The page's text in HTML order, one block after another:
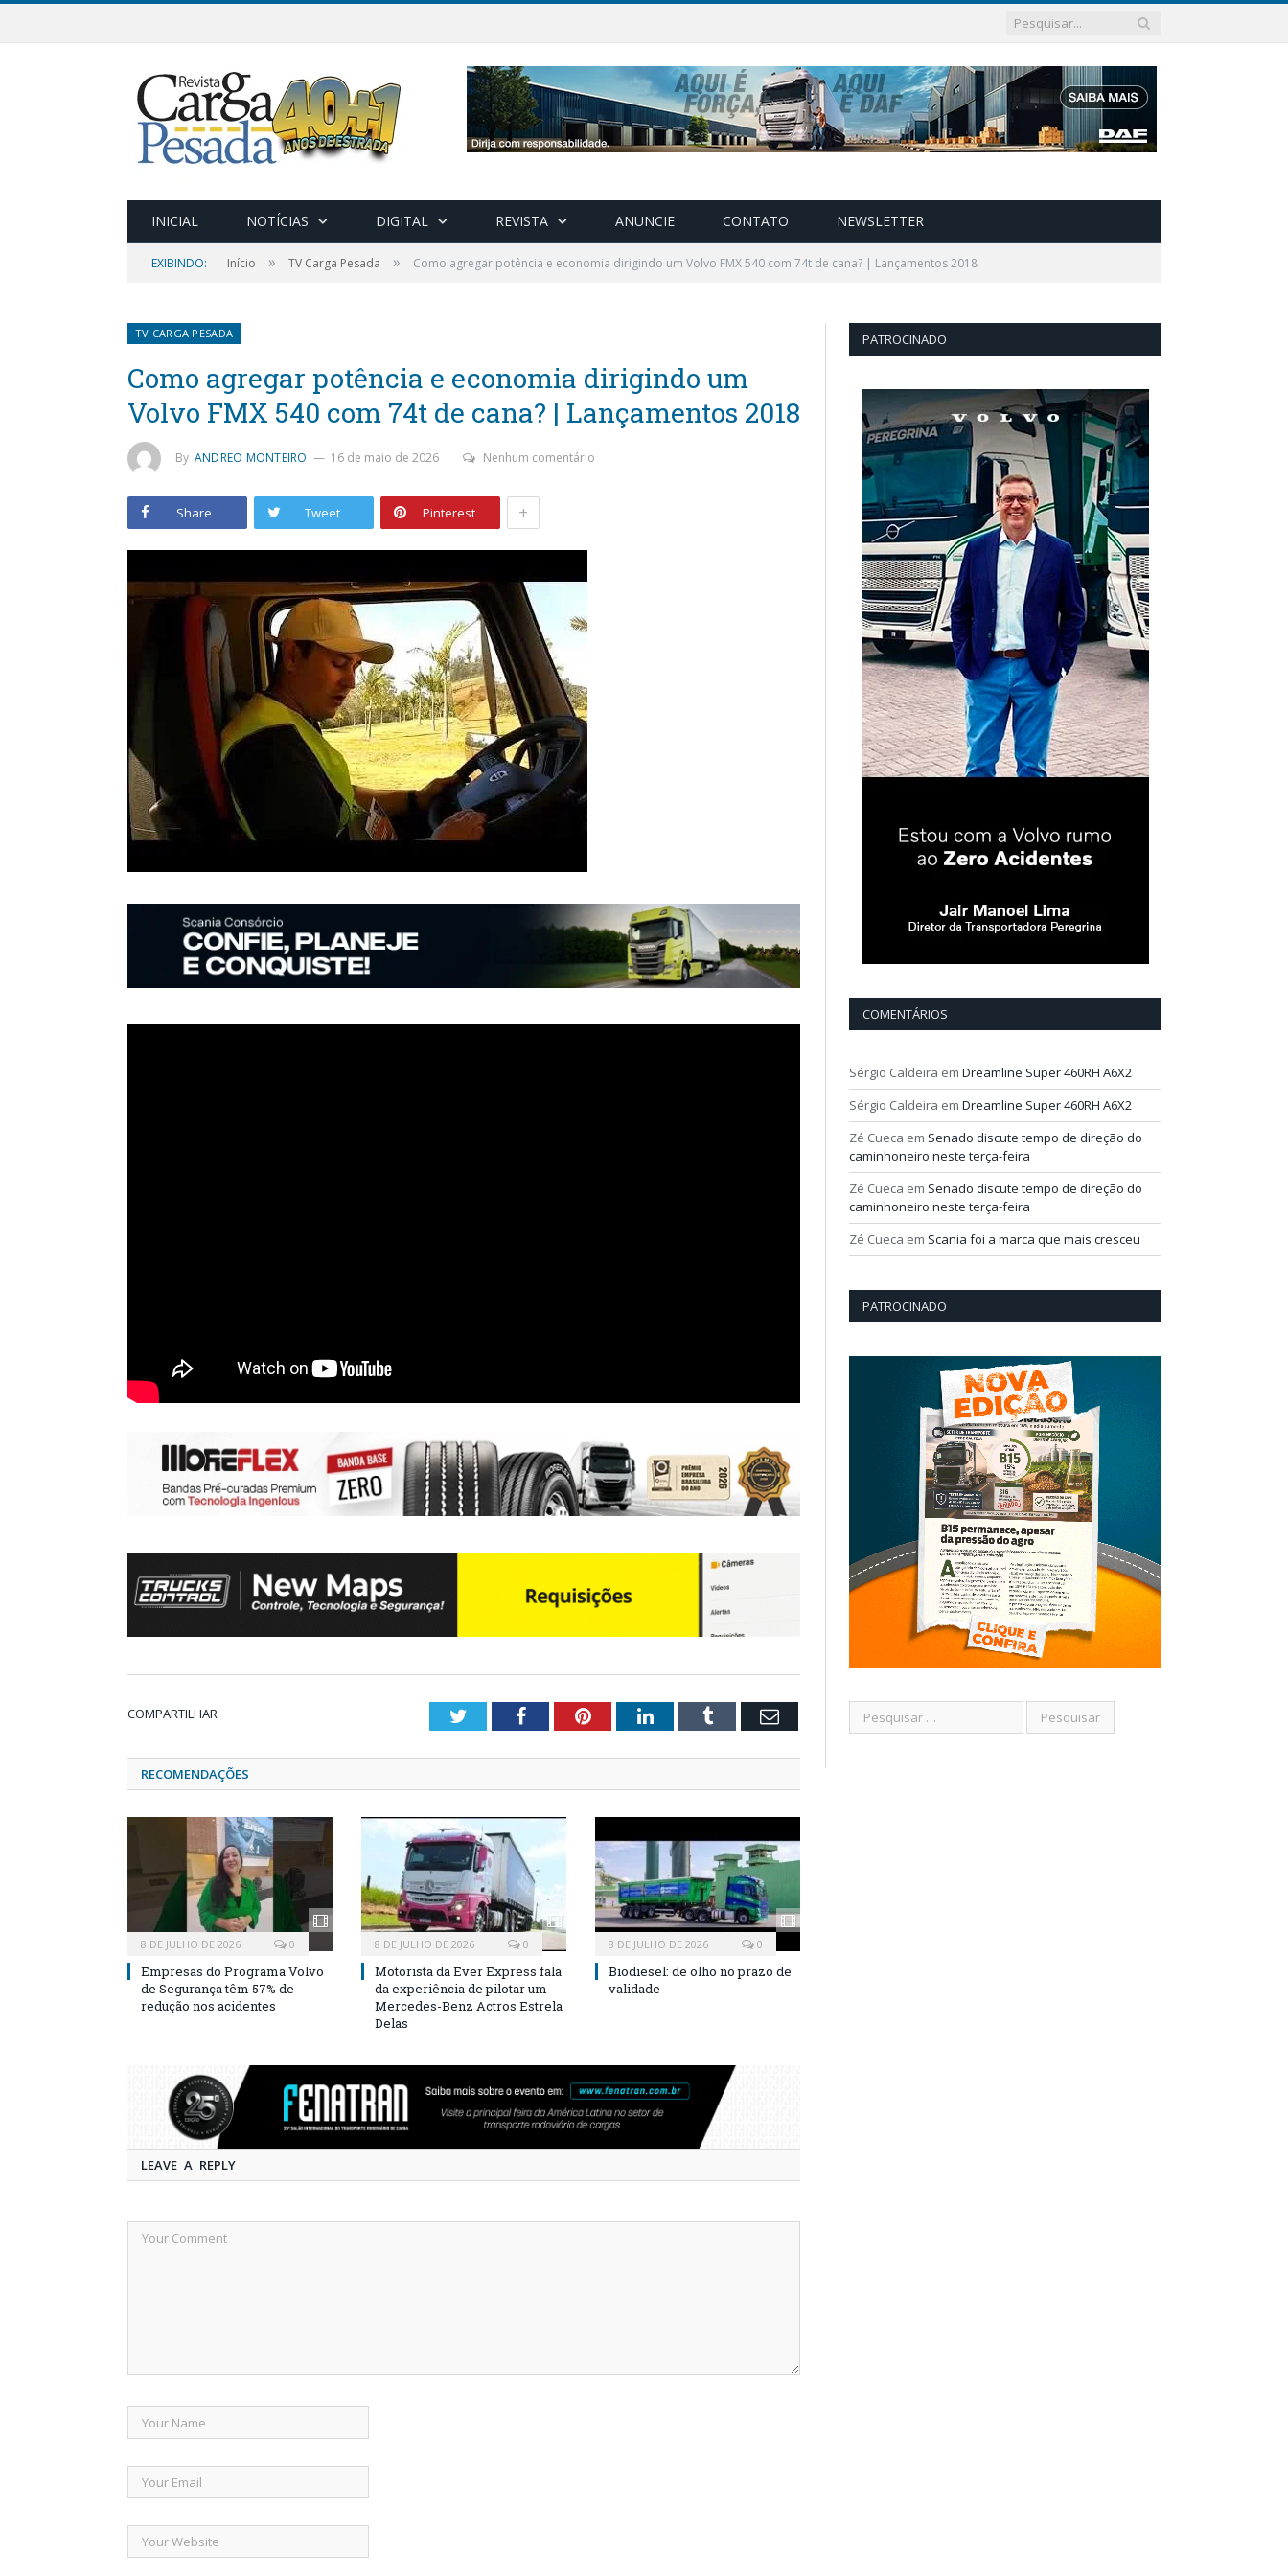
INICIAL NOTÍCIAS DIGITAL REVISTA ANUNCIE CONTATO NEWSLETTER
EXIBINDO: Início » TV Carga Pesada » Como agregar potência e economia dirigindo um Volvo FMX 540 com 74t de cana? | Lançamentos 2018
TV CARGA PESADA
Como agregar potência e economia dirigindo um
Volvo FMX 540 com 74t de cana? | Lançamentos 2018
By ANDREO MONTEIRO 16 de maio de 2026 Nenhum comentário
Share Tweet Pinterest +
COMPARTILHAR TwitterFacebookPinterestLinkedInTumblr Email
RECOMENDAÇÕES
8 DE JULHO DE 2026 0
Empresas do Programa Volvo
de Segurança têm 57% de
redução nos acidentes
8 DE JULHO DE 2026 0
Motorista da Ever Express fala
da experiência de pilotar um
Mercedes-Benz Actros Estrela
Delas
8 DE JULHO DE 2026 0
Biodiesel: de olho no prazo de
validade
LEAVE A REPLY
PATROCINADO
COMENTÁRIOS
Sérgio Caldeira em Dreamline Super 460RH A6X2
Sérgio Caldeira em Dreamline Super 460RH A6X2
Zé Cueca em Senado discute tempo de direção do
caminhoneiro neste terça-feira
Zé Cueca em Senado discute tempo de direção do
caminhoneiro neste terça-feira
Zé Cueca em Scania foi a marca que mais cresceu
PATROCINADO